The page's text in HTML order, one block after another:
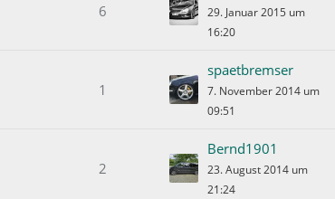
6
29. Januar 2015 um
16:20
1
spaetbremser
7. November 2014 um
09:51
2
Bernd1901
23. August 2014 um
21:24